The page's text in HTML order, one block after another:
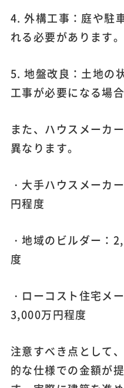
4. 外構工事：庭や駐
れる必要があります。
5. 地盤改良：土地の
工事が必要になる場
また、ハウスメーカ
異なります。
・大手ハウスメーカ
円程度
・地域のビルダー：
度
・ローコスト住宅メ
3,000万円程度
注意すべき点として
的な仕様での金額が